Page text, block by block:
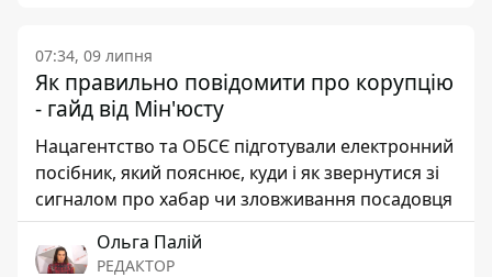
07:34, 09 липня
Як правильно повідомити про корупцію
- гайд від Мін'юсту
Нацагентство та ОБСЄ підготували електронний
посібник, який пояснює, куди і як звернутися зі
сигналом про хабар чи зловживання посадовця
Ольга Палій
РЕДАКТОР